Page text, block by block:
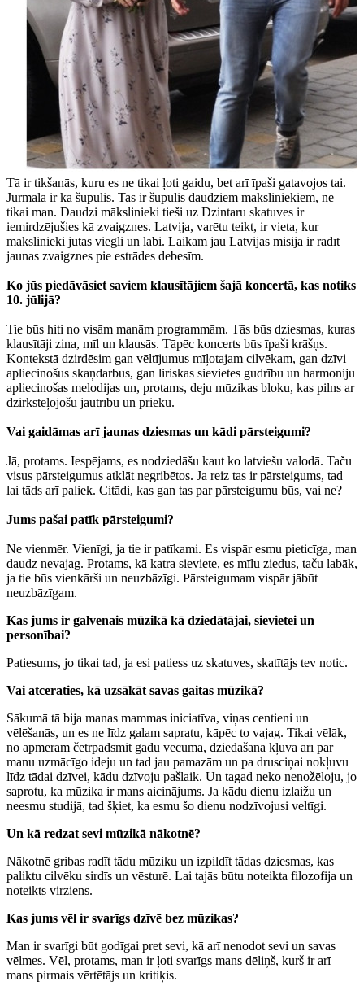
Tā ir tikšanās, kuru es ne tikai ļoti gaidu, bet arī īpaši gatavojos tai.
Jūrmala ir kā šūpulis. Tas ir šūpulis daudziem māksliniekiem, ne
tikai man. Daudzi mākslinieki tieši uz Dzintaru skatuves ir
iemirdzējušies kā zvaigznes. Latvija, varētu teikt, ir vieta, kur
mākslinieki jūtas viegli un labi. Laikam jau Latvijas misija ir radīt
jaunas zvaigznes pie estrādes debesīm.
Ko jūs piedāvāsiet saviem klausītājiem šajā koncertā, kas notiks
10. jūlijā?
Tie būs hiti no visām manām programmām. Tās būs dziesmas, kuras
klausītāji zina, mīl un klausās. Tāpēc koncerts būs īpaši krāšņs.
Kontekstā dzirdēsim gan vēltījumus mīļotajam cilvēkam, gan dzīvi
apliecinošus skaņdarbus, gan liriskas sievietes gudrību un harmoniju
apliecinošas melodijas un, protams, deju mūzikas bloku, kas pilns ar
dzirksteļojošu jautrību un prieku.
Vai gaidāmas arī jaunas dziesmas un kādi pārsteigumi?
Jā, protams. Iespējams, es nodziedāšu kaut ko latviešu valodā. Taču
visus pārsteigumus atklāt negribētos. Ja reiz tas ir pārsteigums, tad
lai tāds arī paliek. Citādi, kas gan tas par pārsteigumu būs, vai ne?
Jums pašai patīk pārsteigumi?
Ne vienmēr. Vienīgi, ja tie ir patīkami. Es vispār esmu pieticīga, man
daudz nevajag. Protams, kā katra sieviete, es mīlu ziedus, taču labāk,
ja tie būs vienkārši un neuzbāzīgi. Pārsteigumam vispār jābūt
neuzbāzīgam.
Kas jums ir galvenais mūzikā kā dziedātājai, sievietei un
personībai?
Patiesums, jo tikai tad, ja esi patiess uz skatuves, skatītājs tev notic.
Vai atceraties, kā uzsākāt savas gaitas mūzikā?
Sākumā tā bija manas mammas iniciatīva, viņas centieni un
vēlēšanās, un es ne līdz galam sapratu, kāpēc to vajag. Tikai vēlāk,
no apmēram četrpadsmit gadu vecuma, dziedāšana kļuva arī par
manu uzmācīgo ideju un tad jau pamazām un pa drusciņai nokļuvu
līdz tādai dzīvei, kādu dzīvoju pašlaik. Un tagad neko nenožēloju, jo
saprotu, ka mūzika ir mans aicinājums. Ja kādu dienu izlaižu un
neesmu studijā, tad šķiet, ka esmu šo dienu nodzīvojusi veltīgi.
Un kā redzat sevi mūzikā nākotnē?
Nākotnē gribas radīt tādu mūziku un izpildīt tādas dziesmas, kas
paliktu cilvēku sirdīs un vēsturē. Lai tajās būtu noteikta filozofija un
noteikts virziens.
Kas jums vēl ir svarīgs dzīvē bez mūzikas?
Man ir svarīgi būt godīgai pret sevi, kā arī nenodot sevi un savas
vēlmes. Vēl, protams, man ir ļoti svarīgs mans dēliņš, kurš ir arī
mans pirmais vērtētājs un kritiķis.